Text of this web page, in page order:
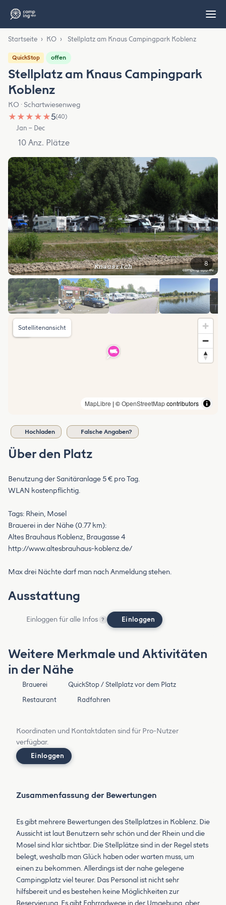
Startseite › KO › Stellplatz am Knaus Campingpark Koblenz
QuickStop offen
Stellplatz am Knaus Campingpark
Koblenz
KO · Schartwiesenweg
★ ★ ★ ★ ★5(40)
Jan – Dec
10 Anz. Plätze
8
MapLibre | ©OpenStreetMapcontributors
Satellitenansicht
Hochladen Falsche Angaben?
Über den Platz
Benutzung der Sanitäranlage 5 € pro Tag.
WLAN kostenpflichtig.
Tags: Rhein, Mosel
Brauerei in der Nähe (0.77 km):
Altes Brauhaus Koblenz, Braugasse 4
http://www.altesbrauhaus-koblenz.de/
Max drei Nächte darf man nach Anmeldung stehen.
Ausstattung
Einloggen für alle Infos ? Einloggen
Weitere Merkmale und Aktivitäten
in der Nähe
Brauerei
QuickStop / Stellplatz vor dem Platz
Restaurant
Radfahren
Koordinaten und Kontaktdaten sind für Pro-Nutzer
verfügbar.
Einloggen
Zusammenfassung der Bewertungen
Es gibt mehrere Bewertungen des Stellplatzes in Koblenz. Die
Aussicht ist laut Benutzern sehr schön und der Rhein und die
Mosel sind klar sichtbar. Die Stellplätze sind in der Regel stets
belegt, weshalb man Glück haben oder warten muss, um
einen zu bekommen. Allerdings ist der nahe gelegene
Campingplatz viel teurer. Das Personal ist nicht sehr
hilfsbereit und es bestehen keine Möglichkeiten zur
Reservierung. Es gibt Fahrradwege in der Umgebung, aber